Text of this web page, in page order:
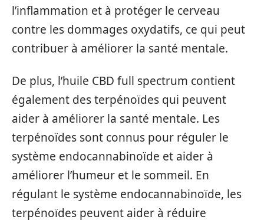
l’inflammation et à protéger le cerveau
contre les dommages oxydatifs, ce qui peut
contribuer à améliorer la santé mentale.
De plus, l’huile CBD full spectrum contient
également des terpénoïdes qui peuvent
aider à améliorer la santé mentale. Les
terpénoïdes sont connus pour réguler le
système endocannabinoïde et aider à
améliorer l’humeur et le sommeil. En
régulant le système endocannabinoïde, les
terpénoïdes peuvent aider à réduire